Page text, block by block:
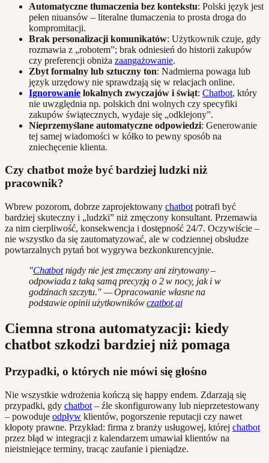
Automatyczne tłumaczenia bez kontekstu: Polski język jest
pełen niuansów – literalne tłumaczenia to prosta droga do
kompromitacji.
Brak personalizacji komunikatów: Użytkownik czuje, gdy
rozmawia z „robotem”; brak odniesień do historii zakupów
czy preferencji obniża zaangażowanie.
Zbyt formalny lub sztuczny ton: Nadmierna powaga lub
język urzędowy nie sprawdzają się w relacjach online.
Ignorowanie lokalnych zwyczajów i świąt: Chatbot, który
nie uwzględnia np. polskich dni wolnych czy specyfiki
zakupów świątecznych, wydaje się „odklejony”.
Nieprzemyślane automatyczne odpowiedzi: Generowanie
tej samej wiadomości w kółko to pewny sposób na
zniechęcenie klienta.
Czy chatbot może być bardziej ludzki niż
pracownik?
Wbrew pozorom, dobrze zaprojektowany chatbot potrafi być
bardziej skuteczny i „ludzki” niż zmęczony konsultant. Przemawia
za nim cierpliwość, konsekwencja i dostępność 24/7. Oczywiście –
nie wszystko da się zautomatyzować, ale w codziennej obsłudze
powtarzalnych pytań bot wygrywa bezkonkurencyjnie.
"Chatbotnigdy nie jest zmęczony ani zirytowany –
odpowiada z taką samą precyzją o 2 w nocy, jak i w
godzinach szczytu." — Opracowanie własne na
podstawie opinii użytkownikówczatbot.ai
Ciemna strona automatyzacji: kiedy
chatbot szkodzi bardziej niż pomaga
Przypadki, o których nie mówi się głośno
Nie wszystkie wdrożenia kończą się happy endem. Zdarzają się
przypadki, gdy chatbot – źle skonfigurowany lub nieprzetestowany
– powoduje odpływ klientów, pogorszenie reputacji czy nawet
kłopoty prawne. Przykład: firma z branży usługowej, której chatbot
przez błąd w integracji z kalendarzem umawiał klientów na
nieistniejące terminy, tracąc zaufanie i pieniądze.